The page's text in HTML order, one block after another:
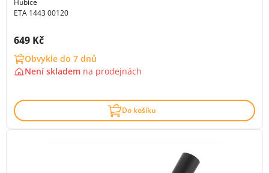
Hubice
ETA 1443 00120
Cena s DPH:
649 Kč
Obvykle do 7 dnů
Není skladem na prodejnách
Do košíku